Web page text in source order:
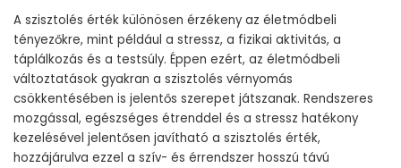
A szisztolés érték különösen érzékeny az életmódbeli
tényezőkre, mint például a stressz, a fizikai aktivitás, a
táplálkozás és a testsúly. Éppen ezért, az életmódbeli
változtatások gyakran a szisztolés vérnyomás
csökkentésében is jelentős szerepet játszanak. Rendszeres
mozgással, egészséges étrenddel és a stressz hatékony
kezelésével jelentősen javítható a szisztolés érték,
hozzájárulva ezzel a szív- és érrendszer hosszú távú